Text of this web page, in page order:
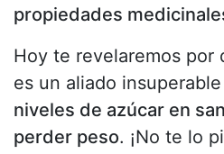
propiedades
Hoy te revelaremos por
es un aliado
niveles de azúcar en
perder peso. ¡No te lo